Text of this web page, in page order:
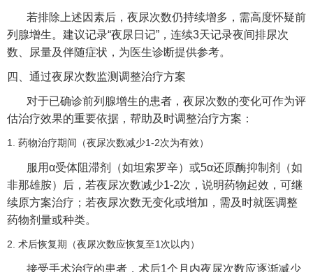
若排除上述因素后，夜尿次数仍持续增多，需高度怀疑前
列腺增生。建议记录“夜尿日记”，连续3天记录夜间排尿次
数、尿量及伴随症状，为医生诊断提供参考。
四、通过夜尿次数监测调整治疗方案
对于已确诊前列腺增生的患者，夜尿次数的变化可作为评
估治疗效果的重要依据，帮助及时调整治疗方案：
1. 药物治疗期间（夜尿次数减少1-2次为有效）
服用α受体阻滞剂（如坦索罗辛）或5α还原酶抑制剂（如
非那雄胺）后，若夜尿次数减少1-2次，说明药物起效，可继
续原方案治疗；若夜尿次数无变化或增加，需及时就医调整
药物剂量或种类。
2. 术后恢复期（夜尿次数应恢复至1次以内）
接受手术治疗的患者，术后1个月内夜尿次数应逐渐减少